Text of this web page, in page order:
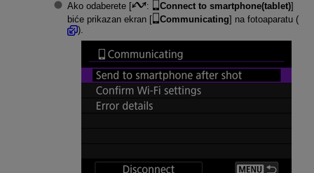
Ako odaberete [
: Connect to smartphone(tablet)]
biće prikazan ekran [
Communicating] na fotoaparatu (
).